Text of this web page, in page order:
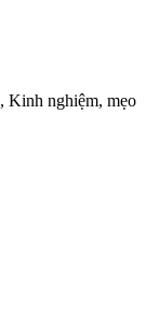
, Kinh nghiệm, mẹo